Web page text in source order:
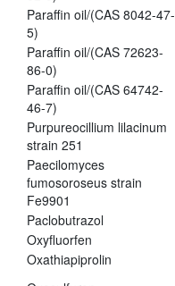
Paraffin oil/(CAS 8042-47-
5)
Paraffin oil/(CAS 72623-
86-0)
Paraffin oil/(CAS 64742-
46-7)
Purpureocillium lilacinum
strain 251
Paecilomyces
fumosoroseus strain
Fe9901
Paclobutrazol
Oxyfluorfen
Oxathiapiprolin